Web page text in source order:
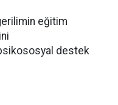
eğitim
destek